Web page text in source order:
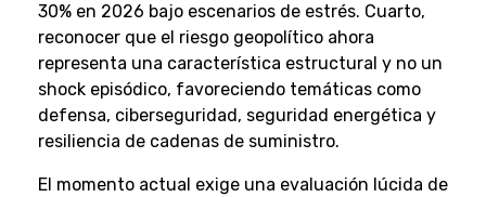
30% en 2026 bajo escenarios de estrés. Cuarto,
reconocer que el riesgo geopolítico ahora
representa una característica estructural y no un
shock episódico, favoreciendo temáticas como
defensa, ciberseguridad, seguridad energética y
resiliencia de cadenas de suministro.
El momento actual exige una evaluación lúcida de